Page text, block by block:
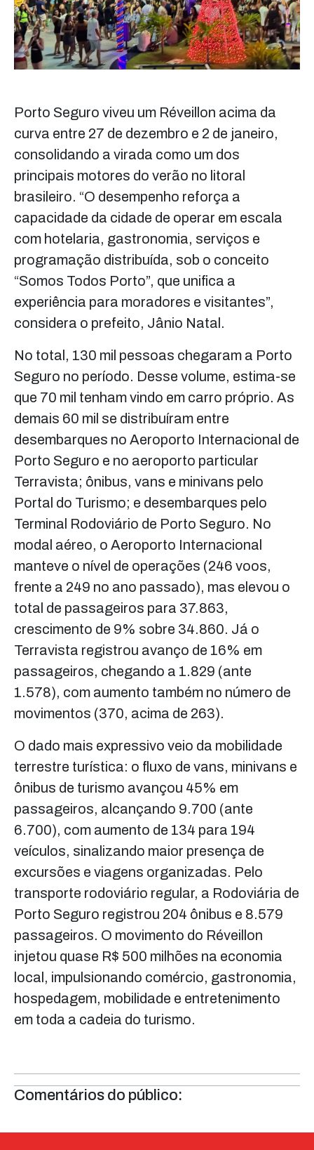
Porto Seguro viveu um Réveillon acima da
curva entre 27 de dezembro e 2 de janeiro,
consolidando a virada como um dos
principais motores do verão no litoral
brasileiro. “O desempenho reforça a
capacidade da cidade de operar em escala
com hotelaria, gastronomia, serviços e
programação distribuída, sob o conceito
“Somos Todos Porto”, que unifica a
experiência para moradores e visitantes”,
considera o prefeito, Jânio Natal.
No total, 130 mil pessoas chegaram a Porto
Seguro no período. Desse volume, estima-se
que 70 mil tenham vindo em carro próprio. As
demais 60 mil se distribuíram entre
desembarques no Aeroporto Internacional de
Porto Seguro e no aeroporto particular
Terravista; ônibus, vans e minivans pelo
Portal do Turismo; e desembarques pelo
Terminal Rodoviário de Porto Seguro. No
modal aéreo, o Aeroporto Internacional
manteve o nível de operações (246 voos,
frente a 249 no ano passado), mas elevou o
total de passageiros para 37.863,
crescimento de 9% sobre 34.860. Já o
Terravista registrou avanço de 16% em
passageiros, chegando a 1.829 (ante
1.578), com aumento também no número de
movimentos (370, acima de 263).
O dado mais expressivo veio da mobilidade
terrestre turística: o fluxo de vans, minivans e
ônibus de turismo avançou 45% em
passageiros, alcançando 9.700 (ante
6.700), com aumento de 134 para 194
veículos, sinalizando maior presença de
excursões e viagens organizadas. Pelo
transporte rodoviário regular, a Rodoviária de
Porto Seguro registrou 204 ônibus e 8.579
passageiros. O movimento do Réveillon
injetou quase R$ 500 milhões na economia
local, impulsionando comércio, gastronomia,
hospedagem, mobilidade e entretenimento
em toda a cadeia do turismo.
Comentários do público: